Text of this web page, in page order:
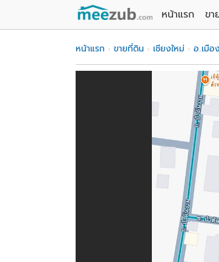
หน้าแรก
ขา
ขา
ขา
ข
ข
ข
ข
หน้าแรก ขายที่ดิน เชียงใหม่ อ.เมือ